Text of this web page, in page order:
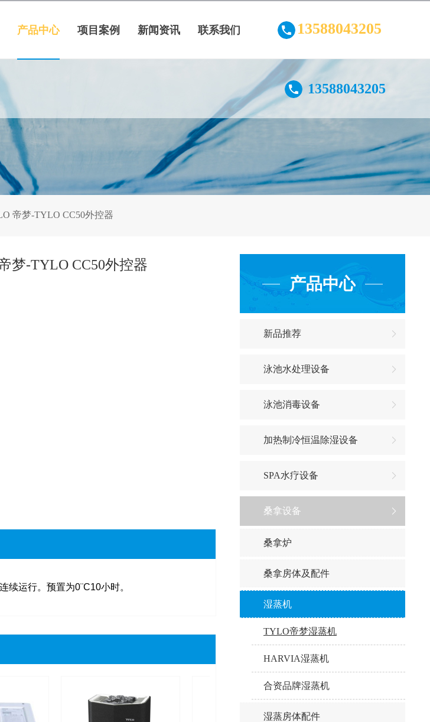
13588043205
产品中心 项目案例 新闻资讯 联系我们
13588043205
帝梦-TYLO CC50外控器
产品中心
新品推荐
泳池水处理设备
泳池消毒设备
加热制冷恒温除湿设备
SPA水疗设备
桑拿设备
桑拿炉
桑拿房体及配件
湿蒸机
TYLO帝梦湿蒸机
HARVIA湿蒸机
合资品牌湿蒸机
湿蒸房体配件
梦-TYLO CC50外控器
运行。预置为0¨C10小时。